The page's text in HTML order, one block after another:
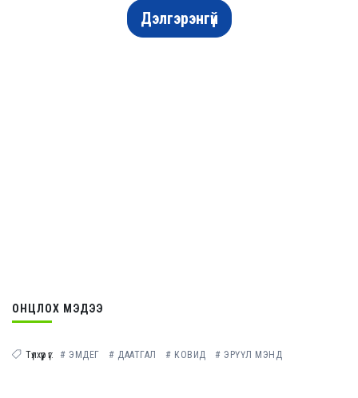
Дэлгэрэнгүй
ОНЦЛОХ МЭДЭЭ
Түлхүүр үг: # ЭМДЕГ # ДААТГАЛ # КОВИД # ЭРҮҮЛ МЭНД